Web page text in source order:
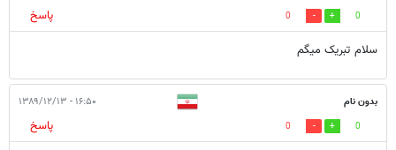
0
0
پاسخ
سلام تبریک میگم
بدون نام ۱۶:۵۰ - ۱۳۸۹/۱۲/۱۳
0
0
پاسخ